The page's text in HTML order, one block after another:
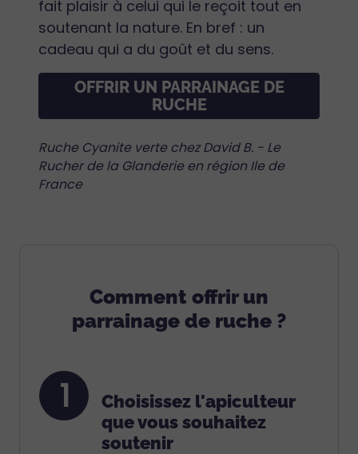
fait plaisir à celui qui le reçoit tout en
soutenant la nature. En bref : un
cadeau qui a du goût et du sens.
OFFRIR UN PARRAINAGE DE
RUCHE
Ruche Cyanite verte chez David B. - Le
Rucher de la Glanderie en région Ile de
France
Comment offrir un
parrainage de ruche ?
1
Choisissez l'apiculteur
que vous souhaitez
soutenir